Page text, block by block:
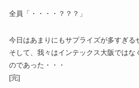
全員「・・・・？？？」
今日はあまりにもサプライズが多すぎる
そして、我々はインテックス大阪ではな
のであった・・・
[完]